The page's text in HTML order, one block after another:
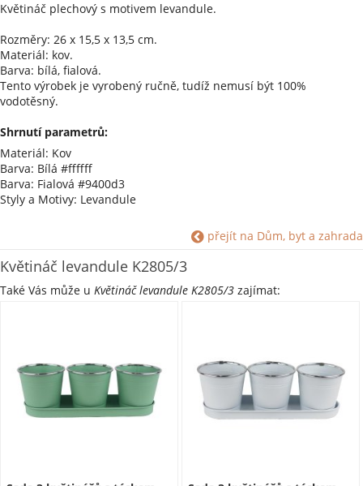
Květináč plechový s motivem levandule.
Rozměry: 26 x 15,5 x 13,5 cm.
Materiál: kov.
Barva: bílá, fialová.
Tento výrobek je vyrobený ručně, tudíž nemusí být 100%
vodotěsný.
Shrnutí parametrů:
Materiál: Kov
Barva: Bílá #ffffff
Barva: Fialová #9400d3
Styly a Motivy: Levandule
přejít na Dům, byt a zahrada
Květináč levandule K2805/3
Také Vás může u Květináč levandule K2805/3 zajímat: